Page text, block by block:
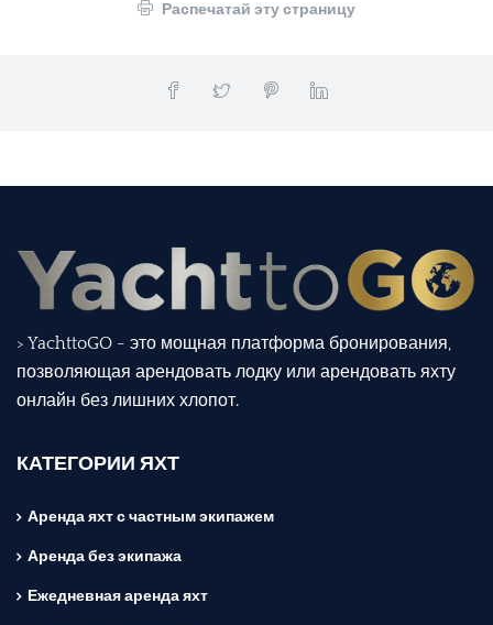
Распечатай эту страницу
> YachttoGO - это мощная платформа бронирования,
позволяющая арендовать лодку или арендовать яхту
онлайн без лишних хлопот.
КАТЕГОРИИ ЯХТ
Аренда яхт с частным экипажем
Аренда без экипажа
Ежедневная аренда яхт